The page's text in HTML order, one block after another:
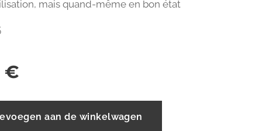
mais quand-même en bon état
€
aan de winkelwagen